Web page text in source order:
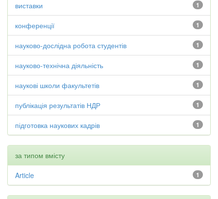
1
виставки
1
конференції
1
науково-дослідна робота студентів
1
науково-технічна діяльність
1
наукові школи факультетів
1
публікація результатів НДР
1
підготовка наукових кадрів
за типом вмісту
1
Article